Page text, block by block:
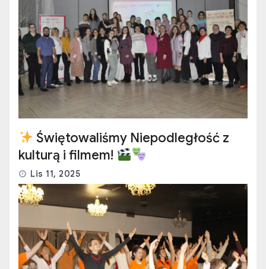
Świętowaliśmy Niepodległość z
kulturą i filmem!
Lis 11, 2025